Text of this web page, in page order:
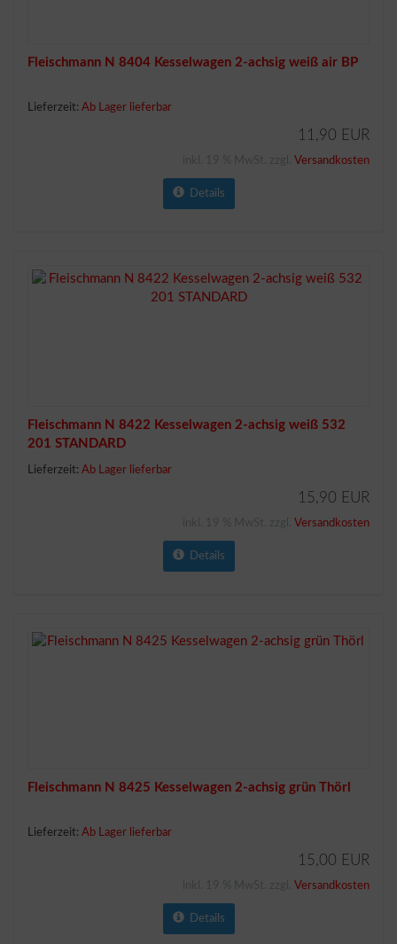
Fleischmann N 8404 Kesselwagen 2-achsig weiß air BP
Lieferzeit: Ab Lager lieferbar
11,90 EUR
Versandkosten
Details
Fleischmann N 8422 Kesselwagen 2-achsig weiß 532
201 STANDARD
Lieferzeit: Ab Lager lieferbar
15,90 EUR
Versandkosten
Details
Fleischmann N 8425 Kesselwagen 2-achsig grün Thörl
Lieferzeit: Ab Lager lieferbar
15,00 EUR
Versandkosten
Details